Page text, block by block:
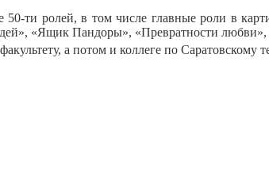
ти ролей, в том числе главные роли в
«Ящик Пандоры», «Превратности
а потом и коллеге по